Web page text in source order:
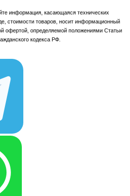
информация, касающаяся технических
стоимости товаров, носит информационный
офертой, определяемой положениями Статьи
кодекса РФ.